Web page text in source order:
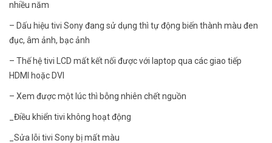
nhiều năm
– Dấu hiệu tivi Sony đang sử dụng thì tự động biến thành màu đen
đục, âm ảnh, bạc ảnh
– Thế hệ tivi LCD mất kết nối được với laptop qua các giao tiếp
HDMI hoặc DVI
– Xem được một lúc thì bỗng nhiên chết nguồn
_Điều khiển tivi không hoạt động
_Sửa lỗi tivi Sony bị mất màu